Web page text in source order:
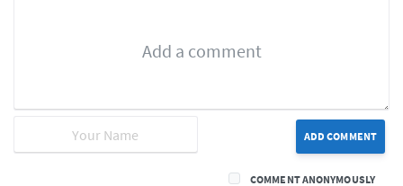
ADD COMMENT
COMMENT ANONYMOUSLY